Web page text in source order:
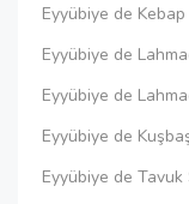
Eyyübiye de Kebap
Eyyübiye de
Eyyübiye de
Eyyübiye de
Eyyübiye de Tavuk